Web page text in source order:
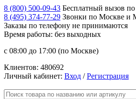
8 (800) 500-09-43 Бесплатный вызов
8 (495) 374-77-29 Звонки по Москве и
Заказы по телефону не принимаются
Время работы: без выходных
с 08:00 до 17:00 (по Москве)
Клиентов: 480692
Личный кабинет: Вход /Регистрация